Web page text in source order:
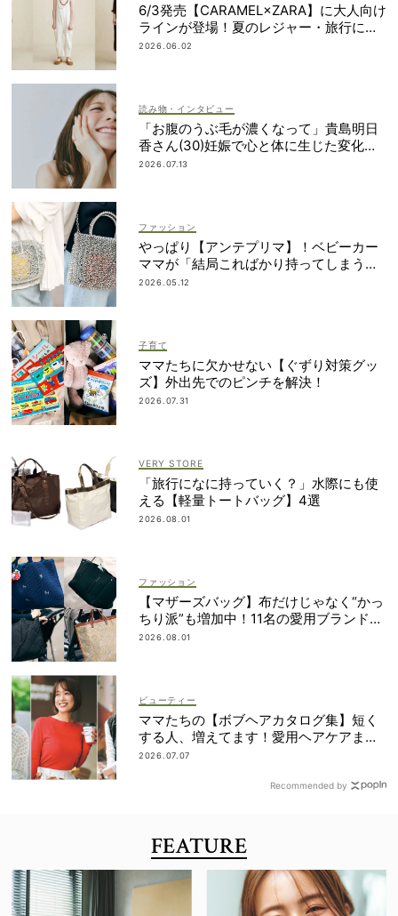
6/3発売【CARAMEL×ZARA】に大人向け
ラインが登場！夏のレジャー・旅行にも
おすすめ
2026.06.02
読み物・インタビュー
「お腹のうぶ毛が濃くなって」貴島明日
香さん(30)妊娠で心と体に生じた変化も
「愛しいです」
2026.07.13
ファッション
やっぱり【アンテプリマ】！ベビーカー
ママが「結局こればかり持ってしまう」
納得の理由
2026.05.12
子育て
ママたちに欠かせない【ぐずり対策グッ
ズ】外出先でのピンチを解決！
2026.07.31
VERY STORE
「旅行になに持っていく？」水際にも使
える【軽量トートバッグ】4選
2026.08.01
ファッション
【マザーズバッグ】布だけじゃなく“かっ
ちり派”も増加中！11名の愛用ブランド
は？
2026.08.01
ビューティー
ママたちの【ボブヘアカタログ集】短く
する人、増えてます！愛用ヘアケアまで
全部見せ
2026.07.07
Recommended by
FEATURE